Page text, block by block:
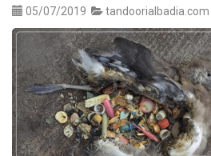
05/07/2019 tandoorialbadia.com